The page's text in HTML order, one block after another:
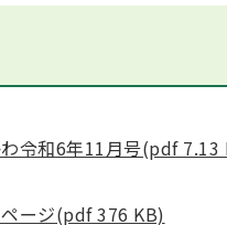
令和6年11月号(pdf 7.13
ージ(pdf 376 KB)